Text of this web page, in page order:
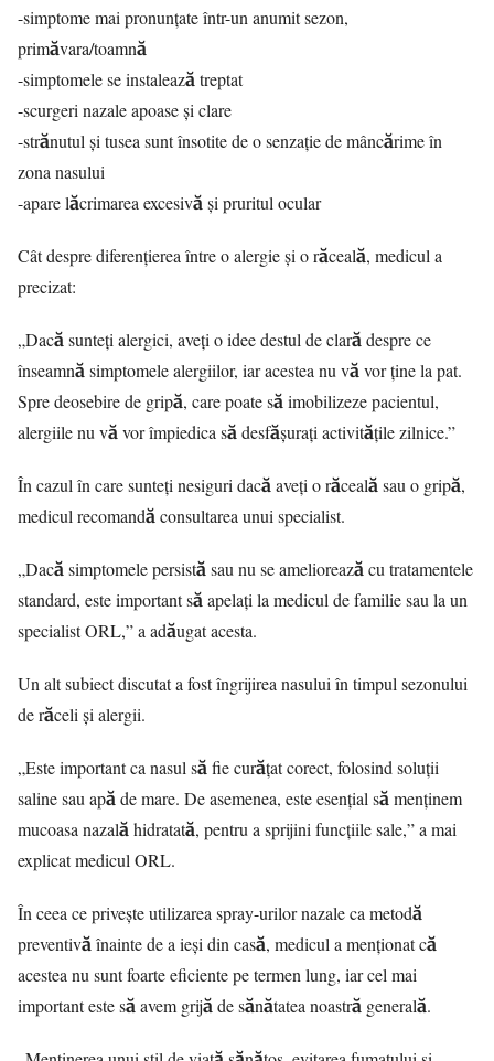
-simptome mai pronunţate într-un anumit sezon,
primăvara/toamnă
-simptomele se instalează treptat
-scurgeri nazale apoase şi clare
-strănutul şi tusea sunt însotite de o senzaţie de mâncărime în
zona nasului
-apare lăcrimarea excesivă şi pruritul ocular
Cât despre diferențierea între o alergie și o răceală, medicul a
precizat:
„Dacă sunteți alergici, aveți o idee destul de clară despre ce
înseamnă simptomele alergiilor, iar acestea nu vă vor ține la pat.
Spre deosebire de gripă, care poate să imobilizeze pacientul,
alergiile nu vă vor împiedica să desfășurați activitățile zilnice.”
În cazul în care sunteți nesiguri dacă aveți o răceală sau o gripă,
medicul recomandă consultarea unui specialist.
„Dacă simptomele persistă sau nu se ameliorează cu tratamentele
standard, este important să apelați la medicul de familie sau la un
specialist ORL,” a adăugat acesta.
Un alt subiect discutat a fost îngrijirea nasului în timpul sezonului
de răceli și alergii.
„Este important ca nasul să fie curățat corect, folosind soluții
saline sau apă de mare. De asemenea, este esențial să menținem
mucoasa nazală hidratată, pentru a sprijini funcțiile sale,” a mai
explicat medicul ORL.
În ceea ce privește utilizarea spray-urilor nazale ca metodă
preventivă înainte de a ieși din casă, medicul a menționat că
acestea nu sunt foarte eficiente pe termen lung, iar cel mai
important este să avem grijă de sănătatea noastră generală.